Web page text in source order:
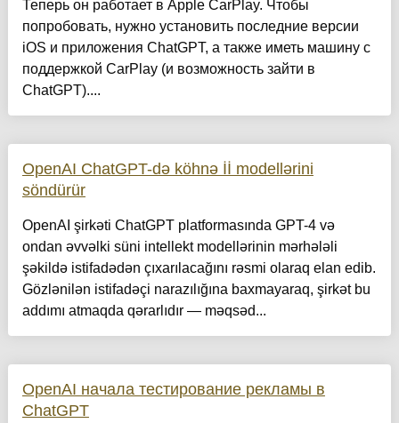
Теперь он работает в Apple CarPlay. Чтобы
попробовать, нужно установить последние версии
iOS и приложения ChatGPT, а также иметь машину с
поддержкой CarPlay (и возможность зайти в
ChatGPT)....
OpenAI ChatGPT-də köhnə İİ modellərini
söndürür
OpenAI şirkəti ChatGPT platformasında GPT-4 və
ondan əvvəlki süni intellekt modellərinin mərhələli
şəkildə istifadədən çıxarılacağını rəsmi olaraq elan edib.
Gözlənilən istifadəçi narazılığına baxmayaraq, şirkət bu
addımı atmaqda qərarlıdır — məqsəd...
OpenAI начала тестирование рекламы в
ChatGPT